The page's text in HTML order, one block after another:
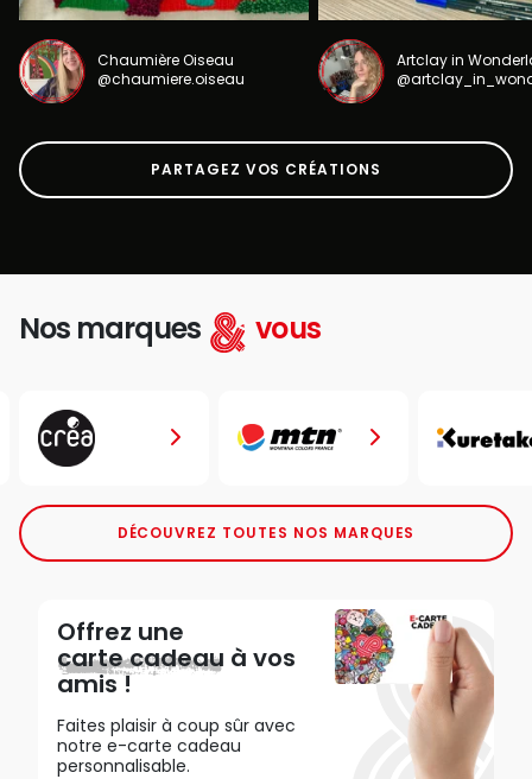
Chaumière Oiseau
@chaumiere.oiseau
Artclay in
PARTAGEZ VOS CRÉATIONS
Nos marques vous
DÉCOUVREZ TOUTES NOS MARQUES
Offrez une
carte cadeau à vos
amis !
Faites plaisir à coup sûr avec
notre e-carte cadeau
personnalisable.